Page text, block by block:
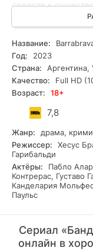
средств к
своим проблемам
предал, и, конечно
Каждая новая
справедливость.
Название:
Год:
2023
Страна:
Аргентина,
Качество:
Full HD
Возраст:
18+
7,8
Жанр:
драма,
Режиссер:
Хесус
Гарибальди
Актёры:
Пабло
Контрерас, Густаво
Канделария
Паульс
Сериал
онлайн в